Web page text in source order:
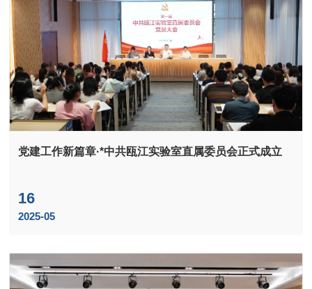
党建工作新篇章·*中共瓯江实验室直属委员会正式成立
16
2025-05